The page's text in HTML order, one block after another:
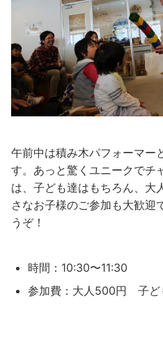
午前中は積み木パフォーマー
す。あっと驚くユニークでチ
は、子ども達はもちろん、大
さなお子様のご参加も大歓迎
うぞ！
時間：10:30〜11:30
参加費：大人500円 子ど